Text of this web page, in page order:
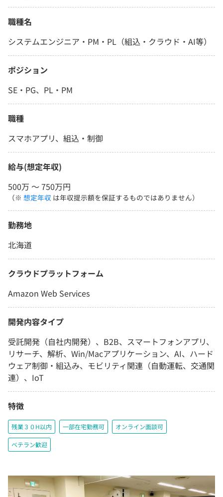
職種名
システムエンジニア・PM・PL（組込・クラウド・AI等）
ポジション
SE・PG、PL・PM
職種
スマホアプリ、組込・制御
給与(想定年収)
500万 〜 750万円
（※ 想定年収 は年収提示額を保証するものではありません）
勤務地
北海道
クラウドプラットフォーム
Amazon Web Services
開発内容タイプ
受託開発（自社内開発）、B2B、スマートフォンアプリ、
リサーチ、解析、Win/Macアプリケーション、AI、ハード
ウェア制御・組込み、モビリティ関連（自動運転、交通関
連）、IoT
特徴
残業３０H以内 一部在宅勤務可 オンライン面談可
ベテラン歓迎